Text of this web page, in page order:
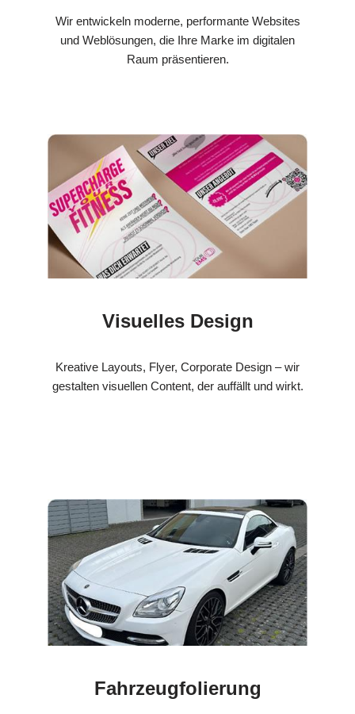
Wir entwickeln moderne, performante Websites
und Weblösungen, die Ihre Marke im digitalen
Raum präsentieren.
Visuelles Design
Kreative Layouts, Flyer, Corporate Design – wir
gestalten visuellen Content, der auffällt und wirkt.
Fahrzeugfolierung